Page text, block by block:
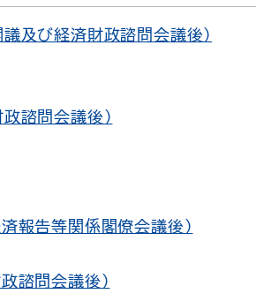
及び経済財政諮問会議後）
諮問会議後）
報告等関係閣僚会議後）
諮問会議後）